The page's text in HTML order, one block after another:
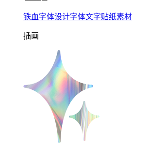
铁血字体设计字体文字贴纸素材
插画